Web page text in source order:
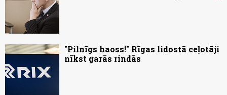
"Pilnīgs haoss!" Rīgas lidostā ceļotāji
nīkst garās rindās